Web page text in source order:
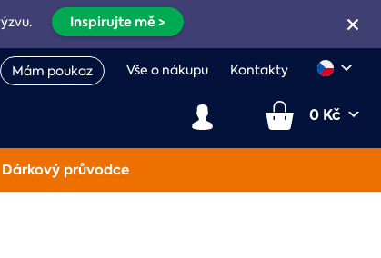
Inspirujte mě >
Mám poukaz Vše o nákupu Kontakty
0 Kč
Dárkový průvodce